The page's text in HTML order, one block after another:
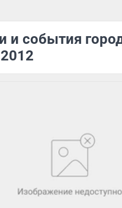
и события